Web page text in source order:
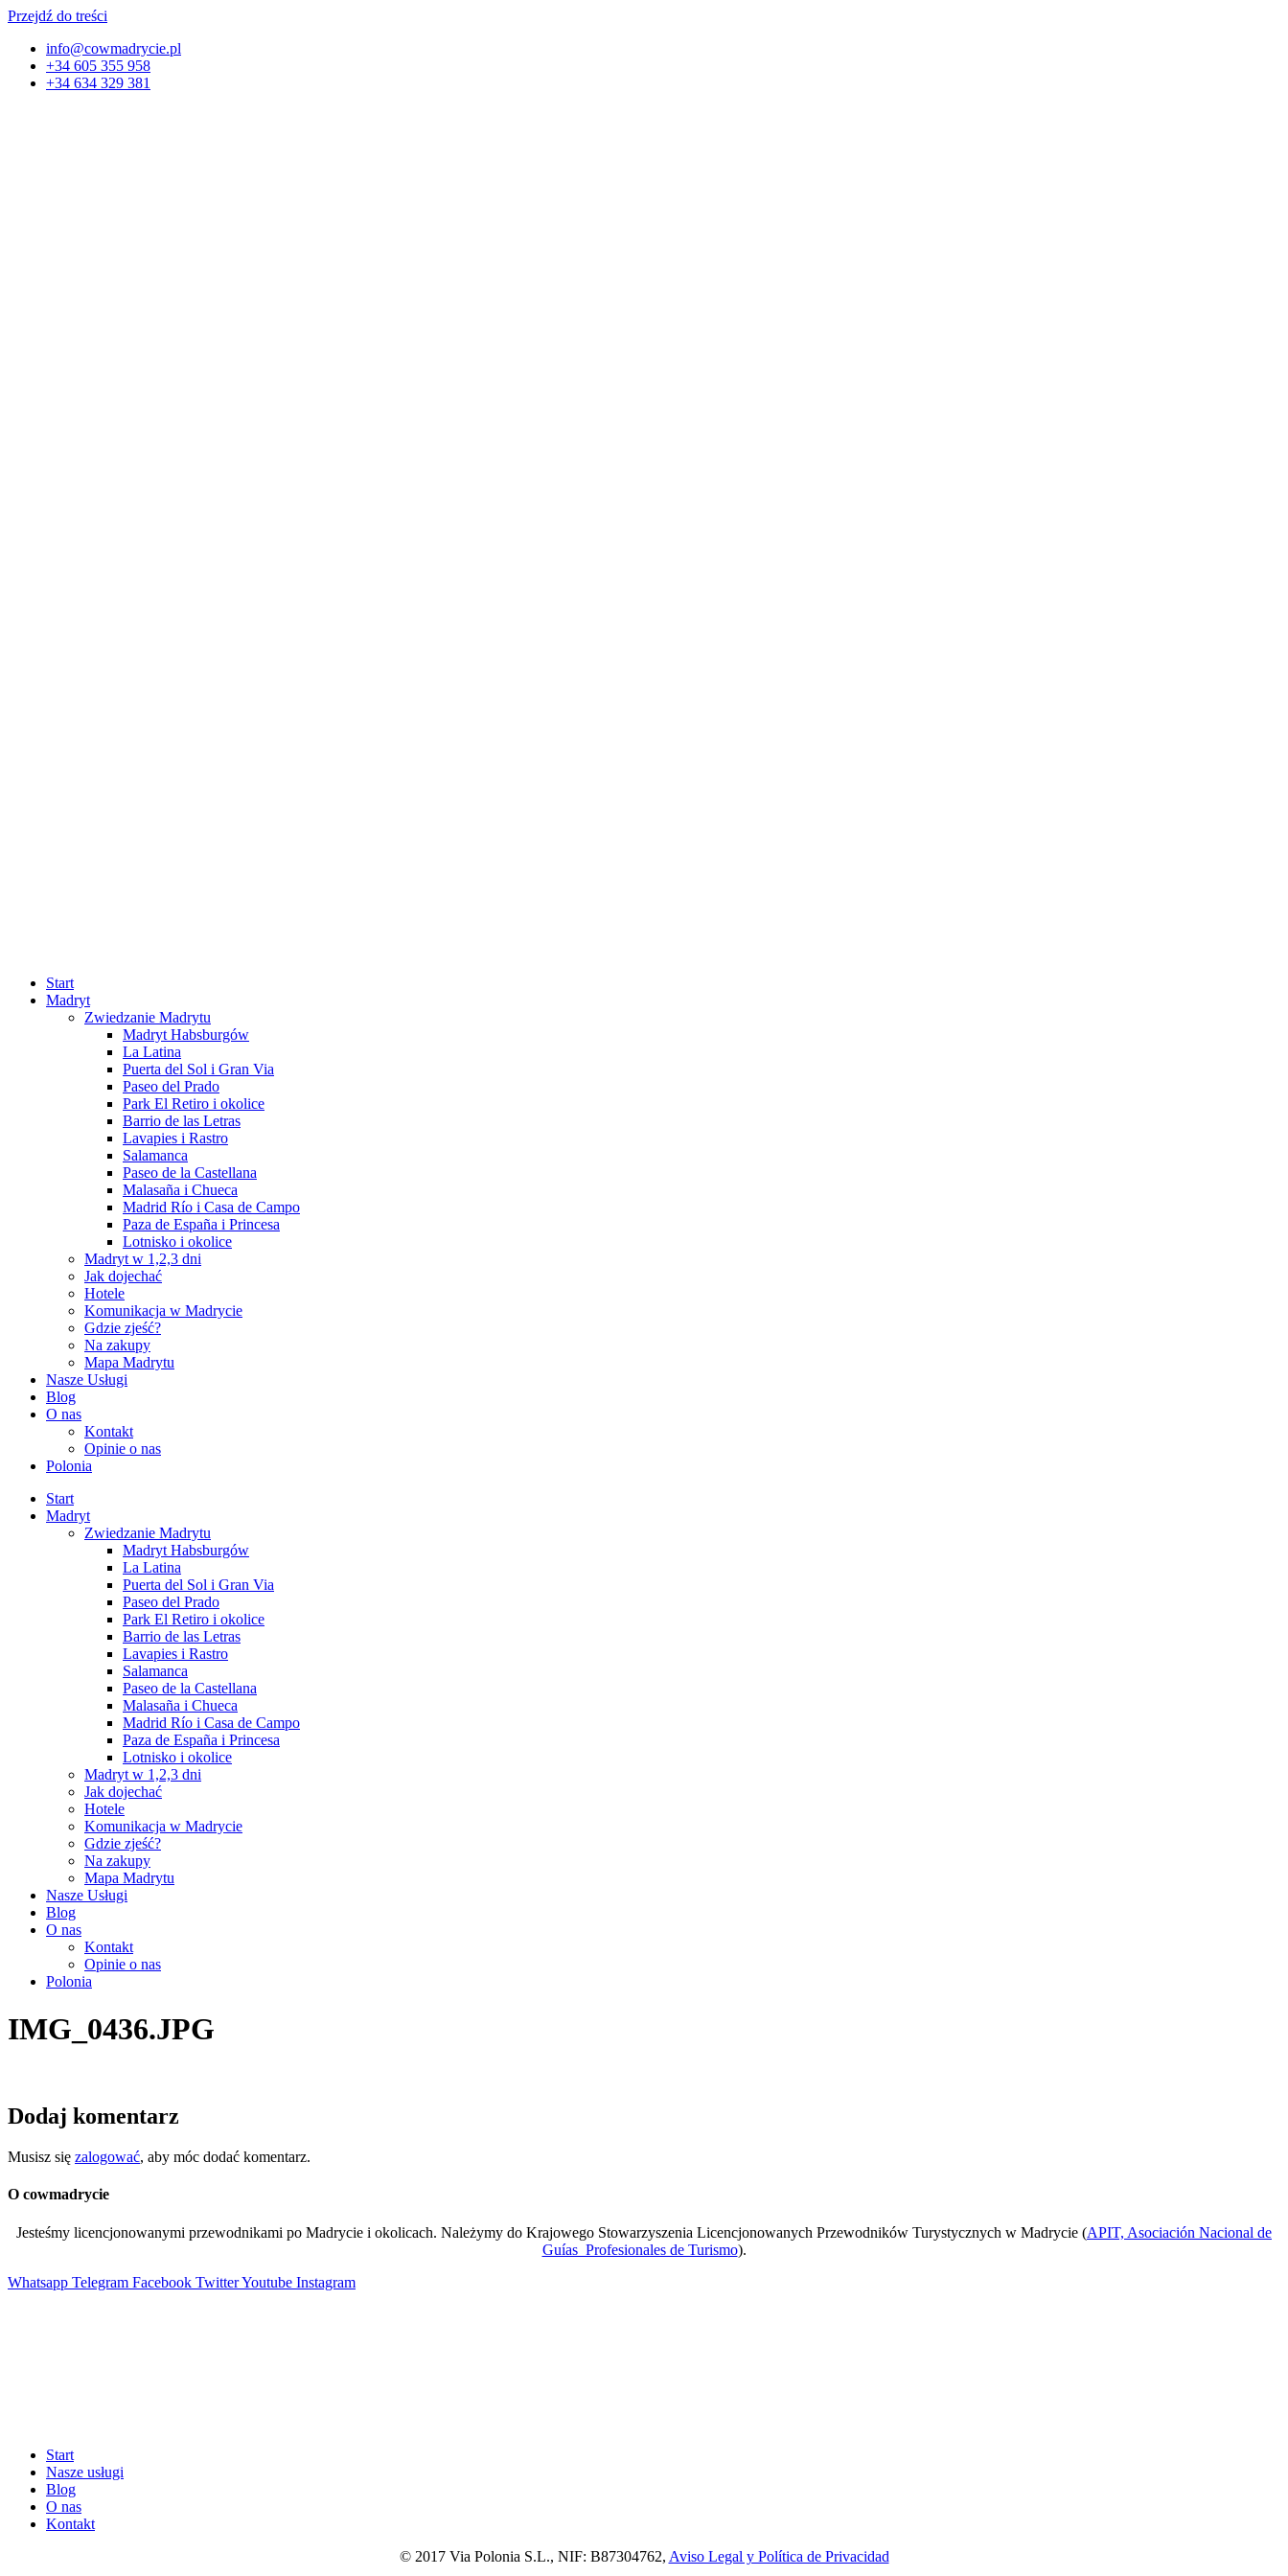
Przejdź do treści
info@cowmadrycie.pl
+34 605 355 958
+34 634 329 381​
Start
Madryt
Zwiedzanie Madrytu
Madryt Habsburgów
La Latina
Puerta del Sol i Gran Via
Paseo del Prado
Park El Retiro i okolice
Barrio de las Letras
Lavapies i Rastro
Salamanca
Paseo de la Castellana
Malasaña i Chueca
Madrid Río i Casa de Campo
Paza de España i Princesa
Lotnisko i okolice
Madryt w 1,2,3 dni
Jak dojechać
Hotele
Komunikacja w Madrycie
Gdzie zjeść?
Na zakupy
Mapa Madrytu
Nasze Usługi
Blog
O nas
Kontakt
Opinie o nas
Polonia
Start
Madryt
Zwiedzanie Madrytu
Madryt Habsburgów
La Latina
Puerta del Sol i Gran Via
Paseo del Prado
Park El Retiro i okolice
Barrio de las Letras
Lavapies i Rastro
Salamanca
Paseo de la Castellana
Malasaña i Chueca
Madrid Río i Casa de Campo
Paza de España i Princesa
Lotnisko i okolice
Madryt w 1,2,3 dni
Jak dojechać
Hotele
Komunikacja w Madrycie
Gdzie zjeść?
Na zakupy
Mapa Madrytu
Nasze Usługi
Blog
O nas
Kontakt
Opinie o nas
Polonia
IMG_0436.JPG
Dodaj komentarz
Musisz się zalogować, aby móc dodać komentarz.
O cowmadrycie
Jesteśmy licencjonowanymi przewodnikami po Madrycie i okolicach. Należymy do Krajowego Stowarzyszenia Licencjonowanych Przewodników Turystycznych w Madrycie (APIT, Asociación Nacional de
Guías Profesionales de Turismo).
Whatsapp Telegram Facebook TwitterYoutube Instagram
Start
Nasze usługi
Blog
O nas
Kontakt
© 2017 Via Polonia S.L., NIF: B87304762, Aviso Legal y Política de Privacidad